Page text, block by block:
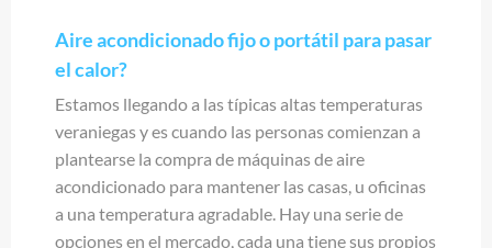
Aire acondicionado fijo o portátil para pasar
el calor?
Estamos llegando a las típicas altas temperaturas
veraniegas y es cuando las personas comienzan a
plantearse la compra de máquinas de aire
acondicionado para mantener las casas, u oficinas
a una temperatura agradable. Hay una serie de
opciones en el mercado, cada una tiene sus propios